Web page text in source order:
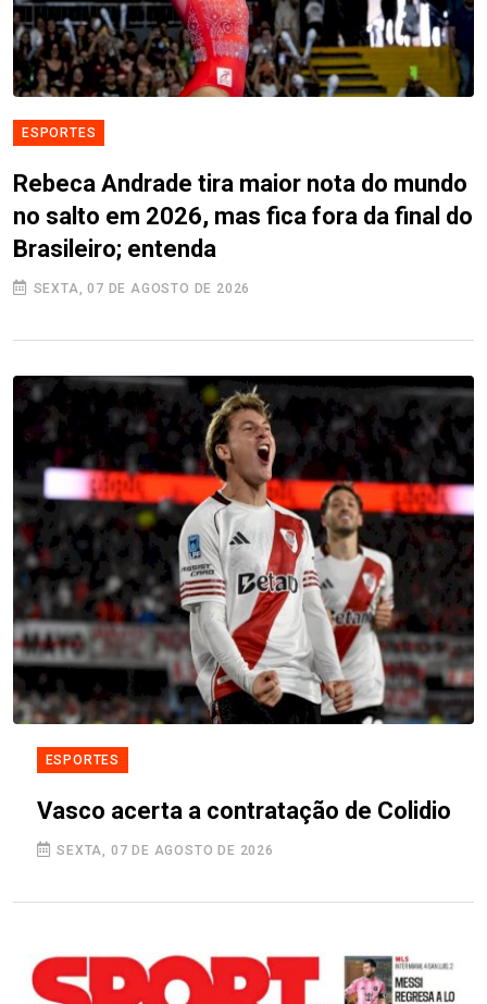
ESPORTES
Rebeca Andrade tira maior nota do mundo
no salto em 2026, mas fica fora da final do
Brasileiro; entenda
SEXTA, 07 DE AGOSTO DE 2026
ESPORTES
Vasco acerta a contratação de Colidio
SEXTA, 07 DE AGOSTO DE 2026